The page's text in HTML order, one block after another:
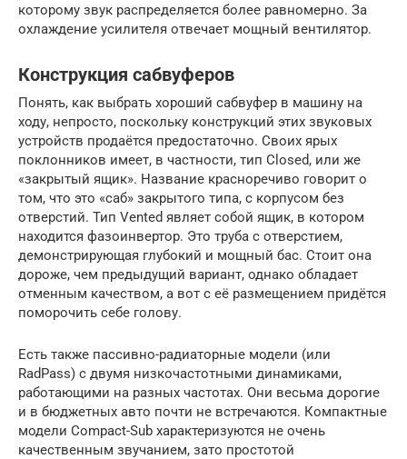
которому звук распределяется более равномерно. За
охлаждение усилителя отвечает мощный вентилятор.
Конструкция сабвуферов
Понять, как выбрать хороший сабвуфер в машину на
ходу, непросто, поскольку конструкций этих звуковых
устройств продаётся предостаточно. Своих ярых
поклонников имеет, в частности, тип Closed, или же
«закрытый ящик». Название красноречиво говорит о
том, что это «саб» закрытого типа, с корпусом без
отверстий. Тип Vented являет собой ящик, в котором
находится фазоинвертор. Это труба с отверстием,
демонстрирующая глубокий и мощный бас. Стоит она
дороже, чем предыдущий вариант, однако обладает
отменным качеством, а вот с её размещением придётся
поморочить себе голову.
Есть также пассивно-радиаторные модели (или
RadPass) с двумя низкочастотными динамиками,
работающими на разных частотах. Они весьма дорогие
и в бюджетных авто почти не встречаются. Компактные
модели Compact-Sub характеризуются не очень
качественным звучанием, зато простотой